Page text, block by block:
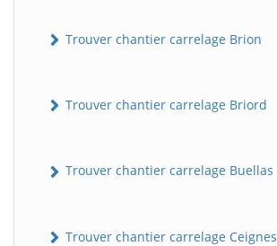
Trouver chantier carrelage Brion
Trouver chantier carrelage Briord
Trouver chantier carrelage Buellas
Trouver chantier carrelage Ceignes